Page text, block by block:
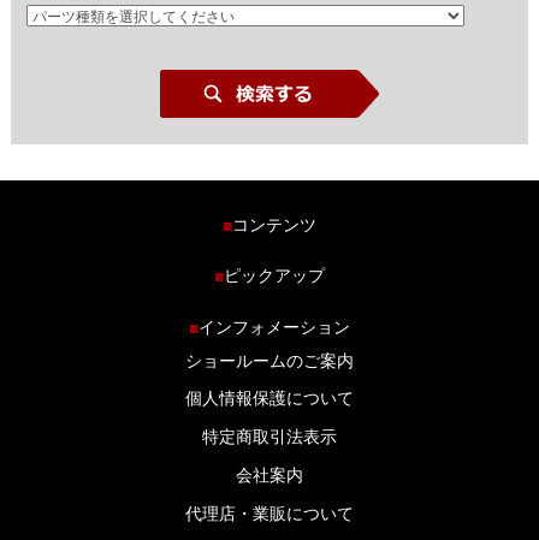
■コンテンツ
商品ラインナップ
ブログ
■ピックアップ
■インフォメーション
ショールームのご案内
個人情報保護について
特定商取引法表示
会社案内
代理店・業販について